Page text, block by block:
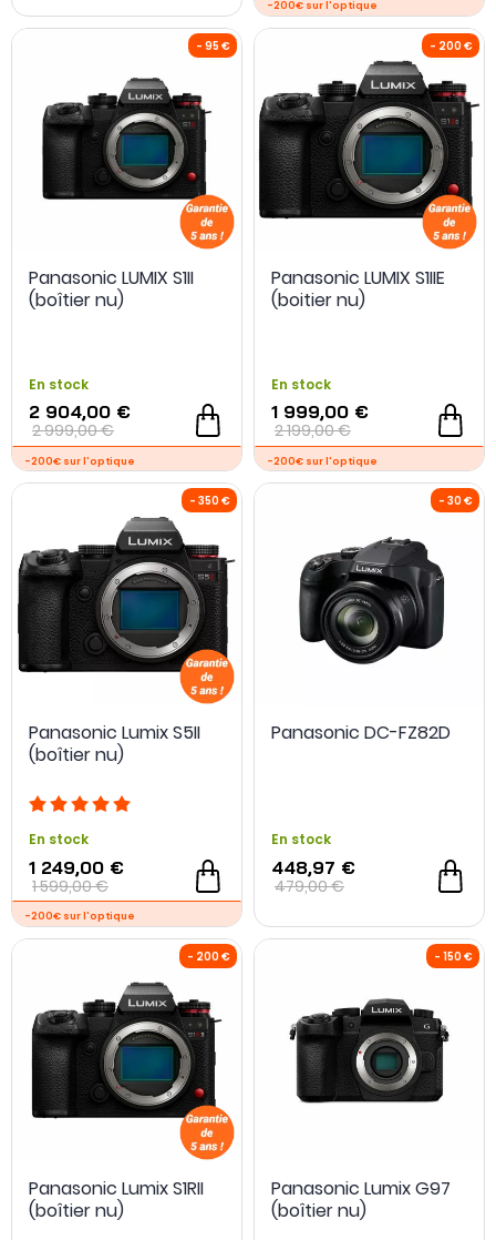
d'accessoirescomplémentaires et d'objectifs
- 95 €
Panasonic LUMIX S1II
(boîtier nu)
En stock
2 904,00 €
2 999,00 €
-200€ sur l'optique
Panasonic LUMIX S1IIE
(boitier nu)
En stock
1 999,00 €
2 199,00 €
-200€ sur
- 350 €
Panasonic Lumix S5II
(boîtier nu)
En stock
1 249,00 €
1 599,00 €
Panasonic DC-FZ82D
En stock
448,97 €
479,00 €
Panasonic Lumix S1RII
(boîtier nu)
Panasonic Lumix G97
(boîtier nu)